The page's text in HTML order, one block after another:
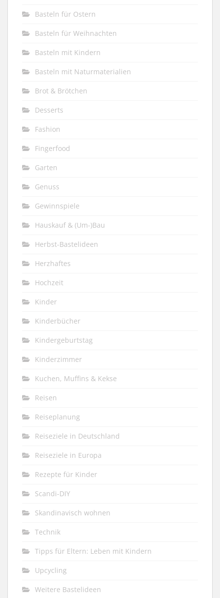
Basteln für Ostern
Basteln für Weihnachten
Basteln mit Kindern
Basteln mit Naturmaterialien
Brot & Brötchen
Desserts
Fashion
Fingerfood
Garten
Genuss
Gewinnspiele
Hauskauf & (Um-)Bau
Herbst-Bastelideen
Herzhaftes
Hochzeit
Kinder
Kinderbücher
Kindergeburtstag
Kinderzimmer
Kuchen, Muffins & Kekse
Reisen
Reiseplanung
Reiseziele in Deutschland
Reiseziele in Europa
Rezepte für Kinder
Scandi-DIY
Skandinavisch wohnen
Technik
Tipps für Eltern: Leben mit Kindern
Upcycling
Weitere Bastelideen